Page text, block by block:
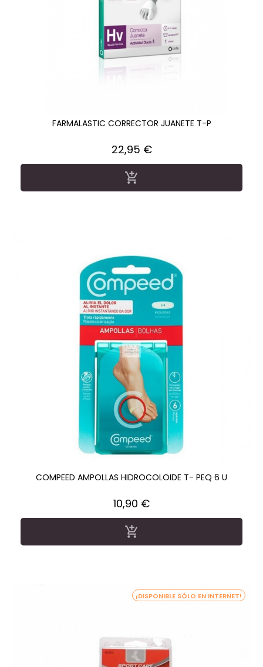
FARMALASTIC CORRECTOR JUANETE T-P
Precio
22,95 €

COMPEED AMPOLLAS HIDROCOLOIDE T- PEQ 6 U
Precio
10,90 €

¡DISPONIBLE SÓLO EN INTERNET!